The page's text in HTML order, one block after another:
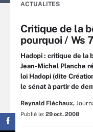
ACTUALITES
Critique de la
pourquoi / Ws
Hadopi : critique de la
Jean-Michel Planche
loi Hadopi (dite
le sénat à partir de
Reynald Fléchaux,
Publié le: 29 oct. 2008